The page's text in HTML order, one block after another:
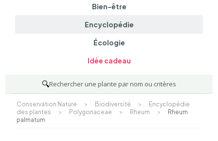
Bien-être
Encyclopédie
Écologie
Idée cadeau
🔍Rechercher une plante par nom ou critères
Conservation Nature > Biodiversité >
Encyclopédie
des plantes
> Polygonaceae > Rheum >
Rheum
palmatum